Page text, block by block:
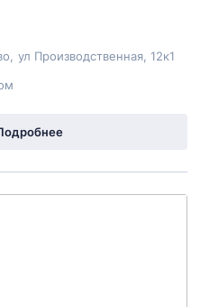
ул Производственная , 12к1